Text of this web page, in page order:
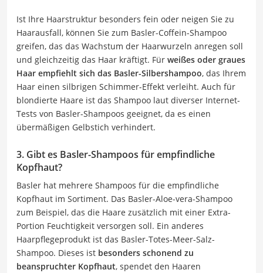
Ist Ihre Haarstruktur besonders fein oder neigen Sie zu
Haarausfall, können Sie zum Basler-Coffein-Shampoo
greifen, das das Wachstum der Haarwurzeln anregen soll
und gleichzeitig das Haar kräftigt. Für weißes oder graues
Haar empfiehlt sich das Basler-Silbershampoo, das Ihrem
Haar einen silbrigen Schimmer-Effekt verleiht. Auch für
blondierte Haare ist das Shampoo laut diverser Internet-
Tests von Basler-Shampoos geeignet, da es einen
übermäßigen Gelbstich verhindert.
3. Gibt es Basler-Shampoos für empfindliche
Kopfhaut?
Basler hat mehrere Shampoos für die empfindliche
Kopfhaut im Sortiment. Das Basler-Aloe-vera-Shampoo
zum Beispiel, das die Haare zusätzlich mit einer Extra-
Portion Feuchtigkeit versorgen soll. Ein anderes
Haarpflegeprodukt ist das Basler-Totes-Meer-Salz-
Shampoo. Dieses ist besonders schonend zu
beanspruchter Kopfhaut, spendet den Haaren